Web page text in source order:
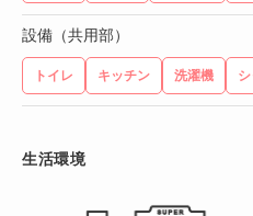
設備（共用部）
トイレ キッチン 洗濯機
生活環境